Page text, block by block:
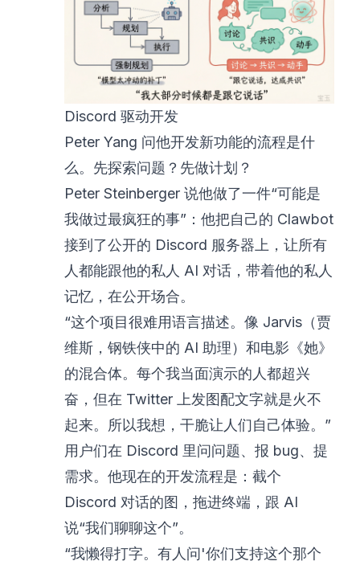
Discord 驱动开发
Peter Yang 问他开发新功能的流程是什
么。先探索问题？先做计划？
Peter Steinberger 说他做了一件“可能是
我做过最疯狂的事”：他把自己的 Clawbot
接到了公开的 Discord 服务器上，让所有
人都能跟他的私人 AI 对话，带着他的私人
记忆，在公开场合。
“这个项目很难用语言描述。像 Jarvis（贾
维斯，钢铁侠中的 AI 助理）和电影《她》
的混合体。每个我当面演示的人都超兴
奋，但在 Twitter 上发图配文字就是火不
起来。所以我想，干脆让人们自己体验。”
用户们在 Discord 里问问题、报 bug、提
需求。他现在的开发流程是：截个
Discord 对话的图，拖进终端，跟 AI
说“我们聊聊这个”。
“我懒得打字。有人问'你们支持这个那个